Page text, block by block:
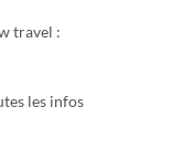
travel :
les infos